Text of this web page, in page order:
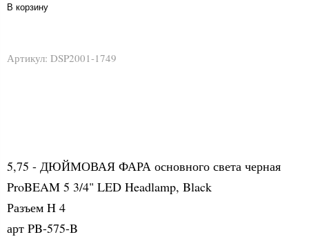
В корзину
Артикул: DSP2001-1749
5,75 - ДЮЙМОВАЯ ФАРА основного света черная
ProBEAM 5 3/4" LED Headlamp, Black
Разъем H 4
арт PB-575-B